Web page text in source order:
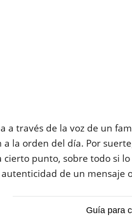
a través de la voz de un
a la orden del día. Por
cierto punto, sobre todo si
autenticidad de un
Guía para